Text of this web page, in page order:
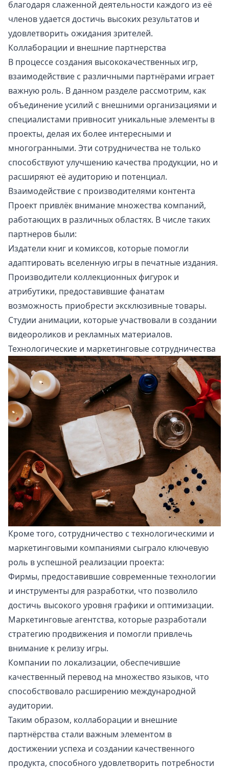
благодаря слаженной деятельности каждого из её
членов удается достичь высоких результатов и
удовлетворить ожидания зрителей.
Коллаборации и внешние партнерства
В процессе создания высококачественных игр,
взаимодействие с различными партнёрами играет
важную роль. В данном разделе рассмотрим, как
объединение усилий с внешними организациями и
специалистами привносит уникальные элементы в
проекты, делая их более интересными и
многогранными. Эти сотрудничества не только
способствуют улучшению качества продукции, но и
расширяют её аудиторию и потенциал.
Взаимодействие с производителями контента
Проект привлёк внимание множества компаний,
работающих в различных областях. В числе таких
партнеров были:
Издатели книг и комиксов, которые помогли
адаптировать вселенную игры в печатные издания.
Производители коллекционных фигурок и
атрибутики, предоставившие фанатам
возможность приобрести эксклюзивные товары.
Студии анимации, которые участвовали в создании
видеороликов и рекламных материалов.
Технологические и маркетинговые сотрудничества
Кроме того, сотрудничество с технологическими и
маркетинговыми компаниями сыграло ключевую
роль в успешной реализации проекта:
Фирмы, предоставившие современные технологии
и инструменты для разработки, что позволило
достичь высокого уровня графики и оптимизации.
Маркетинговые агентства, которые разработали
стратегию продвижения и помогли привлечь
внимание к релизу игры.
Компании по локализации, обеспечившие
качественный перевод на множество языков, что
способствовало расширению международной
аудитории.
Таким образом, коллаборации и внешние
партнёрства стали важным элементом в
достижении успеха и создании качественного
продукта, способного удовлетворить потребности